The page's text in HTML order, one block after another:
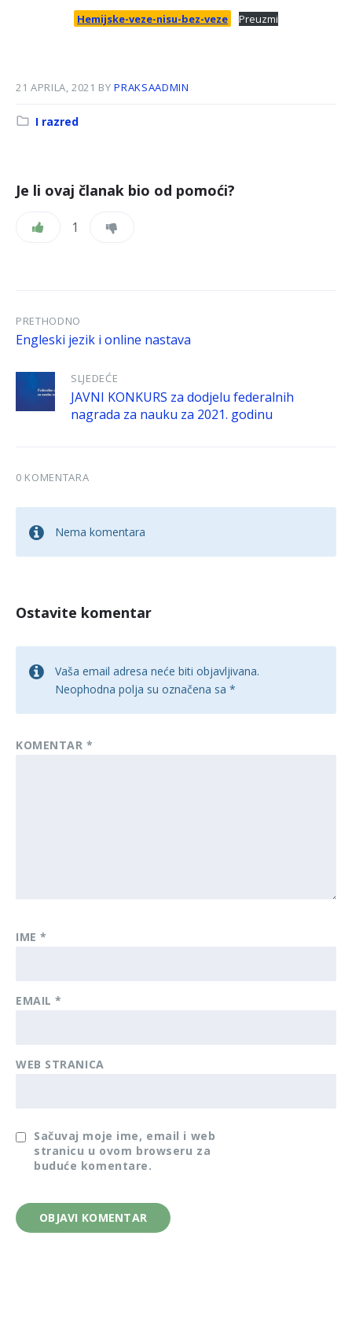
Hemijske-veze-nisu-bez-veze Preuzmi
21 APRILA, 2021 BYPRAKSAADMIN
Kategorija:
I razred
Je li ovaj članak bio od pomoći?
1
PRETHODNO
Engleski jezik i online nastava
SLJEDEĆE
JAVNI KONKURS za dodjelu federalnih
nagrada za nauku za 2021. godinu
0 KOMENTARA
Nema komentara
Ostavite komentar
Vaša email adresa neće biti objavljivana.
Neophodna polja su označena sa *
KOMENTAR*
IME*
EMAIL*
WEB STRANICA
Sačuvaj moje ime, email i web
stranicu u ovom browseru za
buduće komentare.